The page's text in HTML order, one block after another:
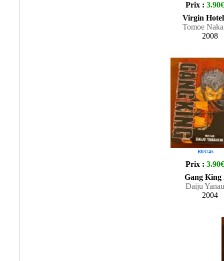
Prix : 3.90€
Virgin Hotel
Tomoe
2008
R03745
Prix : 3.90€
Gang King
Daiju
2004